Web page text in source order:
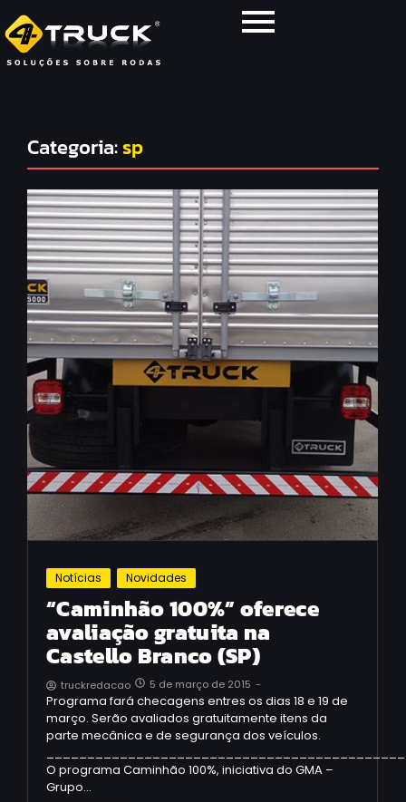
Categoria:sp
Notícias Novidades
“Caminhão 100%” oferece
avaliação gratuita na
Castello Branco (SP)
truckredacao 5 de março de 2015 -
Programa fará checagens entres os dias 18 e 19 de
março. Serão avaliados gratuitamente itens da
parte mecânica e de segurança dos veículos.
O programa Caminhão 100%, iniciativa do GMA –
Grupo…